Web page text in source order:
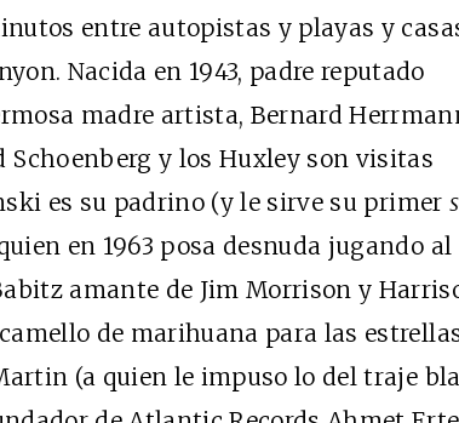
entre autopistas y playas y
Nacida en 1943, padre reputado
madre artista, Bernard
y los Huxley son visitas
es su padrino (y le sirve su primer
en 1963 posa desnuda jugando al
amante de Jim Morrison y
de marihuana para las
(a quien le impuso lo del traje
los márgenes Cine desde los
EDICIÓN ESPAÑA
SUSCRÍBETE